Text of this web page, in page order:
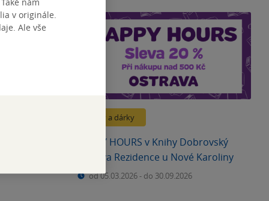
Slevy a dárky
HAPPY HOURS v Knihy Dobrovský
Ostrava Rezidence u Nové Karoliny
od 05.03.2026- do 30.09.2026
v originále.
Ale vše